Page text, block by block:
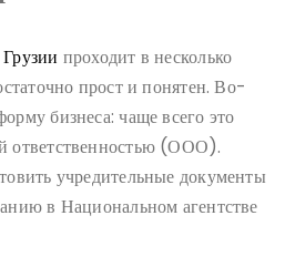
проходит в несколько
прост и понятен. Во-
бизнеса: чаще всего это
ответственностью (ООО).
учредительные документы
в Национальном агентстве